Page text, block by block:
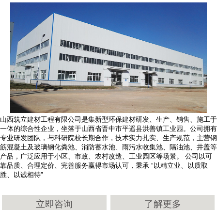
山西筑立建材工程有限公司是集新型环保建材研发、生产、销售、施工于
一体的综合性企业，坐落于山西省晋中市平遥县洪善镇工业园。公司拥有
专业研发团队，与科研院校长期合作，技术实力扎实、生产规范，主营钢
筋混凝土及玻璃钢化粪池、消防蓄水池、雨污水收集池、隔油池、井盖等
产品，广泛应用于小区、市政、农村改造、工业园区等场景。 公司以可
靠品质、合理定价、完善服务赢得市场认可，秉承 “以精立业、以质取
胜、以诚相待”
立即咨询 了解更多